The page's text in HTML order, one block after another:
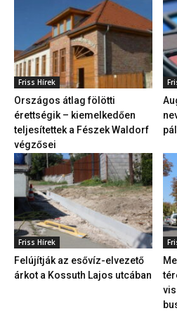
Friss Hírek
Országos átlag fölötti
érettségik – kiemelkedően
teljesítettek a Fészek Waldorf
végzősei
Friss Hírek
Felújítják az esővíz-elvezető
árkot a Kossuth Lajos utcában